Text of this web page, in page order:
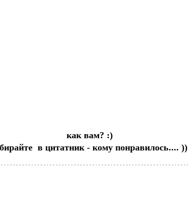
как вам? :)
в цитатник - кому понравилось.... ))